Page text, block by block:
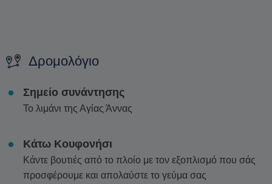
Δρομολόγιο
Σημείο συνάντησης
Το λιμάνι της Αγίας Άννας
Κάτω Κουφονήσι
Κάντε βουτιές από το πλοίο με τον εξοπλισμό που σάς
προσφέρουμε και απολαύστε το γεύμα σας